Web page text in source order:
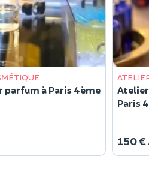
à Paris 4ème
ATELIER
Atelier
Paris
150 € /